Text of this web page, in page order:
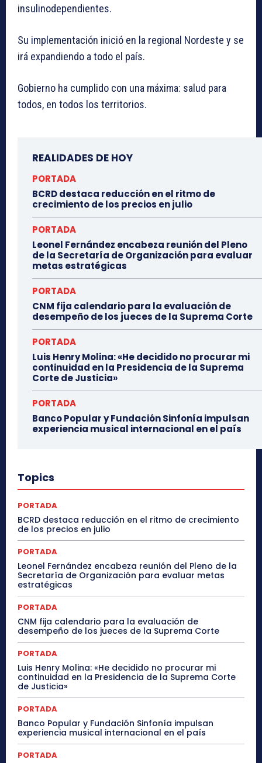
insulinodependientes.
Su implementación inició en la regional Nordeste y se
irá expandiendo a todo el país.
Gobierno ha cumplido con una máxima: salud para
todos, en todos los territorios.
REALIDADES DE HOY
PORTADA
BCRD destaca reducción en el ritmo de
crecimiento de los precios en julio
PORTADA
Leonel Fernández encabeza reunión del Pleno
de la Secretaría de Organización para evaluar
metas estratégicas
PORTADA
CNM fija calendario para la evaluación de
desempeño de los jueces de la Suprema Corte
PORTADA
Luis Henry Molina: «He decidido no procurar mi
continuidad en la Presidencia de la Suprema
Corte de Justicia»
PORTADA
Banco Popular y Fundación Sinfonía impulsan
experiencia musical internacional en el país
Topics
PORTADA
BCRD destaca reducción en el ritmo de crecimiento
de los precios en julio
PORTADA
Leonel Fernández encabeza reunión del Pleno de la
Secretaría de Organización para evaluar metas
estratégicas
PORTADA
CNM fija calendario para la evaluación de
desempeño de los jueces de la Suprema Corte
PORTADA
Luis Henry Molina: «He decidido no procurar mi
continuidad en la Presidencia de la Suprema Corte
de Justicia»
PORTADA
Banco Popular y Fundación Sinfonía impulsan
experiencia musical internacional en el país
PORTADA